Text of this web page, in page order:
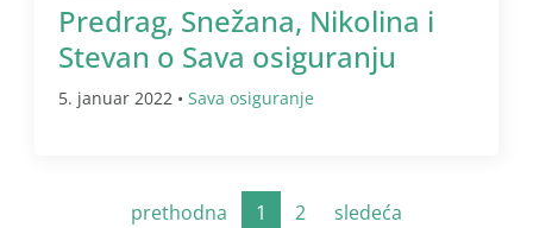
Predrag, Snežana, Nikolina i
Stevan o Sava osiguranju
5. januar 2022 • Sava osiguranje
prethodna 1 2 sledeća